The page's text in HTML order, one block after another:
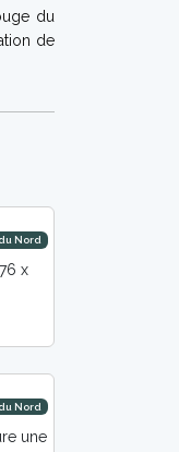
du
de
Nord
x
Nord
une